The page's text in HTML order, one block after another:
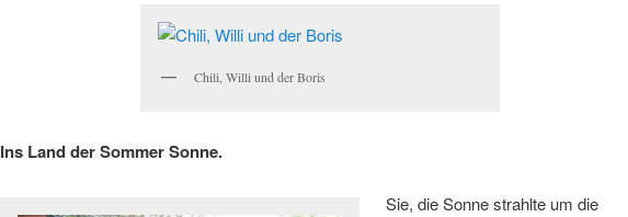
Chili, Willi und der Boris
Ins Land der Sommer Sonne.
Sie, die Sonne strahlte um die